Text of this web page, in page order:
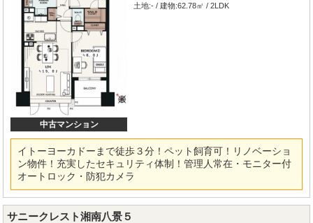
中古マンション
土地:- / 建物:62.78㎡ / 2LDK
イトーヨーカドーまで徒歩３分！ペット飼育可！リノベーショ
ン物件！充実したセキュリティ体制！管理人常在・モニター付
オートロック・防犯カメラ
サニークレスト湘南八景５